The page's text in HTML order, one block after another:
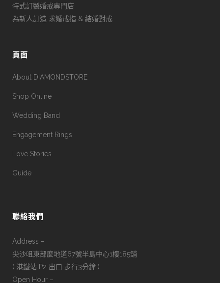
特式訂製婚戒專門店
為新人訂造 求婚戒指 & 結婚對戒
頁面
About DIAMONDSTORE
Shop Online
Wedding Band
Engagement Rings
Love Stories
Guide
聯絡我們
Address –
尖沙咀東部麼地道67號半島中心1樓185舖
( 港鐵站 P2 出口 步行3分鐘 )
Open Hour –